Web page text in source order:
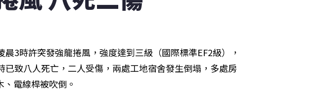
3時許突發強龍捲風，強度達到三級（國際標準EF2級），
已致八人死亡，二人受傷，兩處工地宿舍發生倒塌，多處房
電線桿被吹倒。